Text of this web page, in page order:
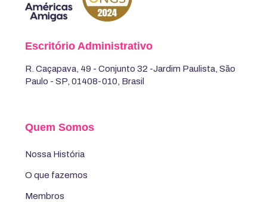
Escritório Administrativo
R. Caçapava, 49 - Conjunto 32 -Jardim Paulista, São
Paulo - SP, 01408-010, Brasil
Quem Somos
Nossa História
O que fazemos
Membros